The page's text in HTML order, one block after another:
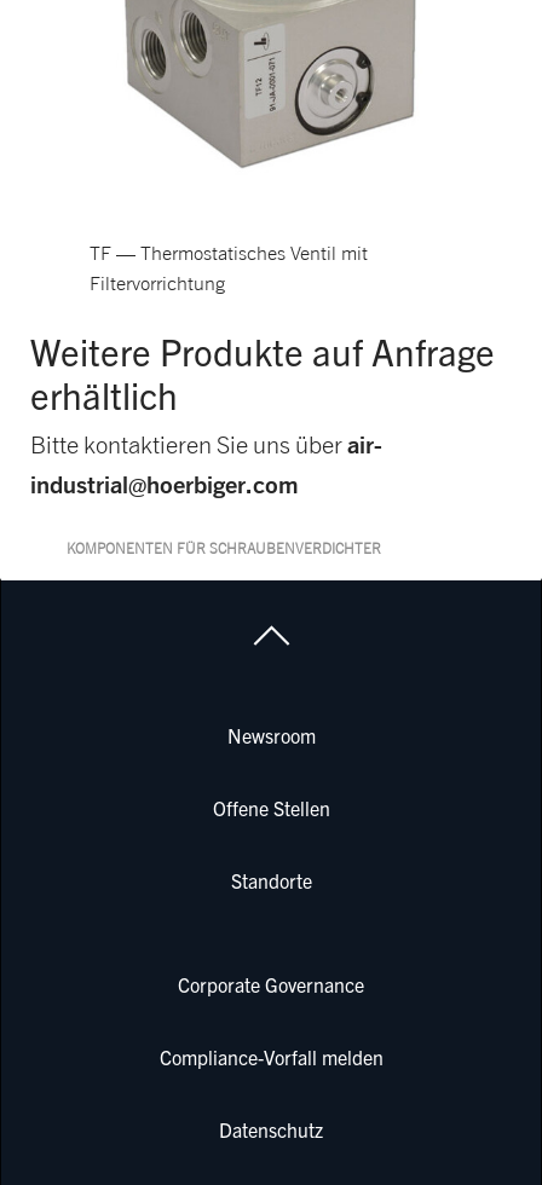
TF — Thermostatisches Ventil mit
Filtervorrichtung
Weitere Produkte auf Anfrage
erhältlich
Bitte kontaktieren Sie uns überair-
industrial@hoerbiger.com
KOMPONENTEN FÜR SCHRAUBENVERDICHTER
Newsroom
Offene Stellen
Standorte
Corporate Governance
Compliance-Vorfall melden
Datenschutz